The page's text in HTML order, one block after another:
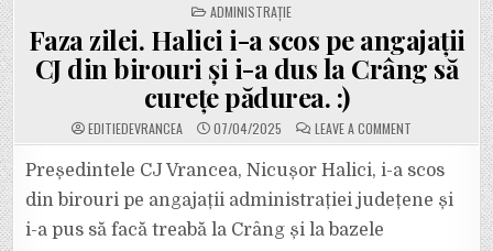
POSTED
IN
ADMINISTRAȚIE
Faza zilei. Halici i-a scos pe angajații
CJ din birouri și i-a dus la Crâng să
curețe pădurea. :)
EDITIEDEVRANCEA 07/04/2025 LEAVE A COMMENTON
FAZA
HALICI
I-
A
SCOS
Președintele CJ Vrancea, Nicușor Halici, i-a scos
din birouri pe angajații administrației județene și
i-a pus să facă treabă la Crâng și la bazele